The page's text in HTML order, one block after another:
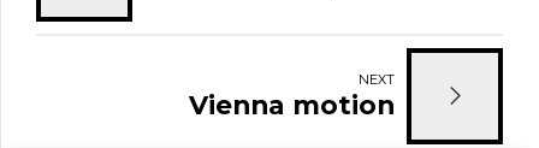
NEXT
Vienna motion